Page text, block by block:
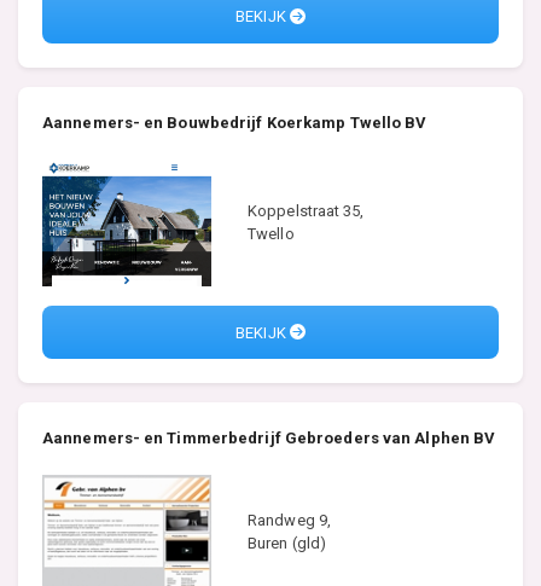
BEKIJK
Aannemers- en Bouwbedrijf Koerkamp Twello BV
Koppelstraat 35,
Twello
BEKIJK
Aannemers- en Timmerbedrijf Gebroeders van Alphen BV
Randweg 9,
Buren (gld)